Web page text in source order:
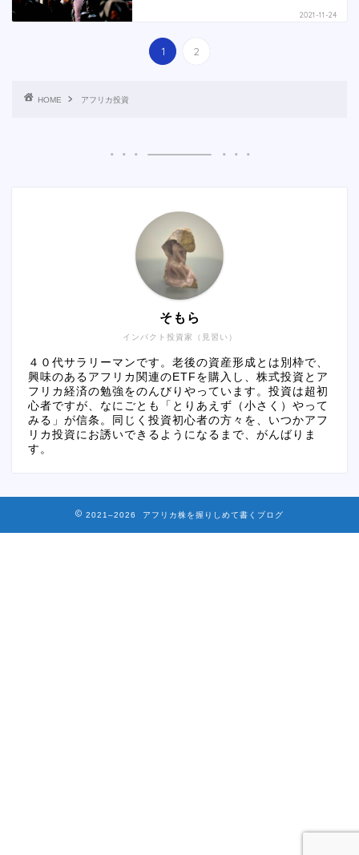
2021-11-24
1 2
HOME アフリカ投資
インパクト投資家（見習い）
そもら
４０代サラリーマンです。老後の資産形成とは別枠で、
興味のあるアフリカ関連のETFを購入し、株式投資とア
フリカ経済の勉強をのんびりやっています。投資は超初
心者ですが、なにごとも「とりあえず（小さく）やって
みる」が信条。同じく投資初心者の方々を、いつかアフ
リカ投資にお誘いできるようになるまで、がんばりま
す。
2021–2026 アフリカ株を握りしめて書くブログ